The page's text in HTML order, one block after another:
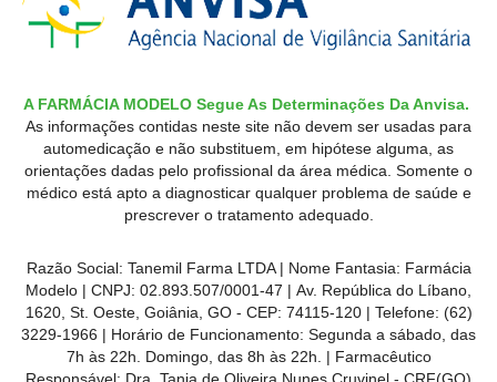
A FARMÁCIA MODELO Segue As Determinações Da Anvisa.
As informações contidas neste site não devem ser usadas para
automedicação e não substituem, em hipótese alguma, as
orientações dadas pelo profissional da área médica. Somente o
médico está apto a diagnosticar qualquer problema de saúde e
prescrever o tratamento adequado.
Razão Social: Tanemil Farma LTDA | Nome Fantasia: Farmácia
Modelo | CNPJ: 02.893.507/0001-47 | Av. República do Líbano,
1620, St. Oeste, Goiânia, GO - CEP: 74115-120 | Telefone: (62)
3229-1966 | Horário de Funcionamento: Segunda a sábado, das
7h às 22h. Domingo, das 8h às 22h. | Farmacêutico
Responsável: Dra. Tania de Oliveira Nunes Cruvinel - CRF(GO)